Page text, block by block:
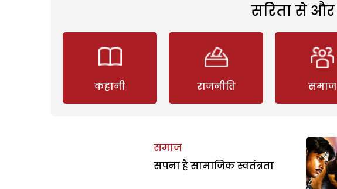
सरिता से और
कहानी राजनीति समाज
समाज
सपना है सामाजिक स्वतंत्रता